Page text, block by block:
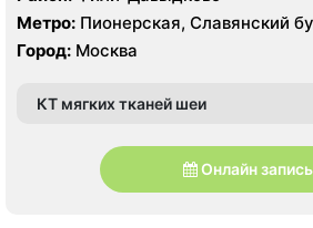
Метро: Пионерская, Славянский
парк
Город: Москва
КТ мягких тканей шеи
Онлайн запись